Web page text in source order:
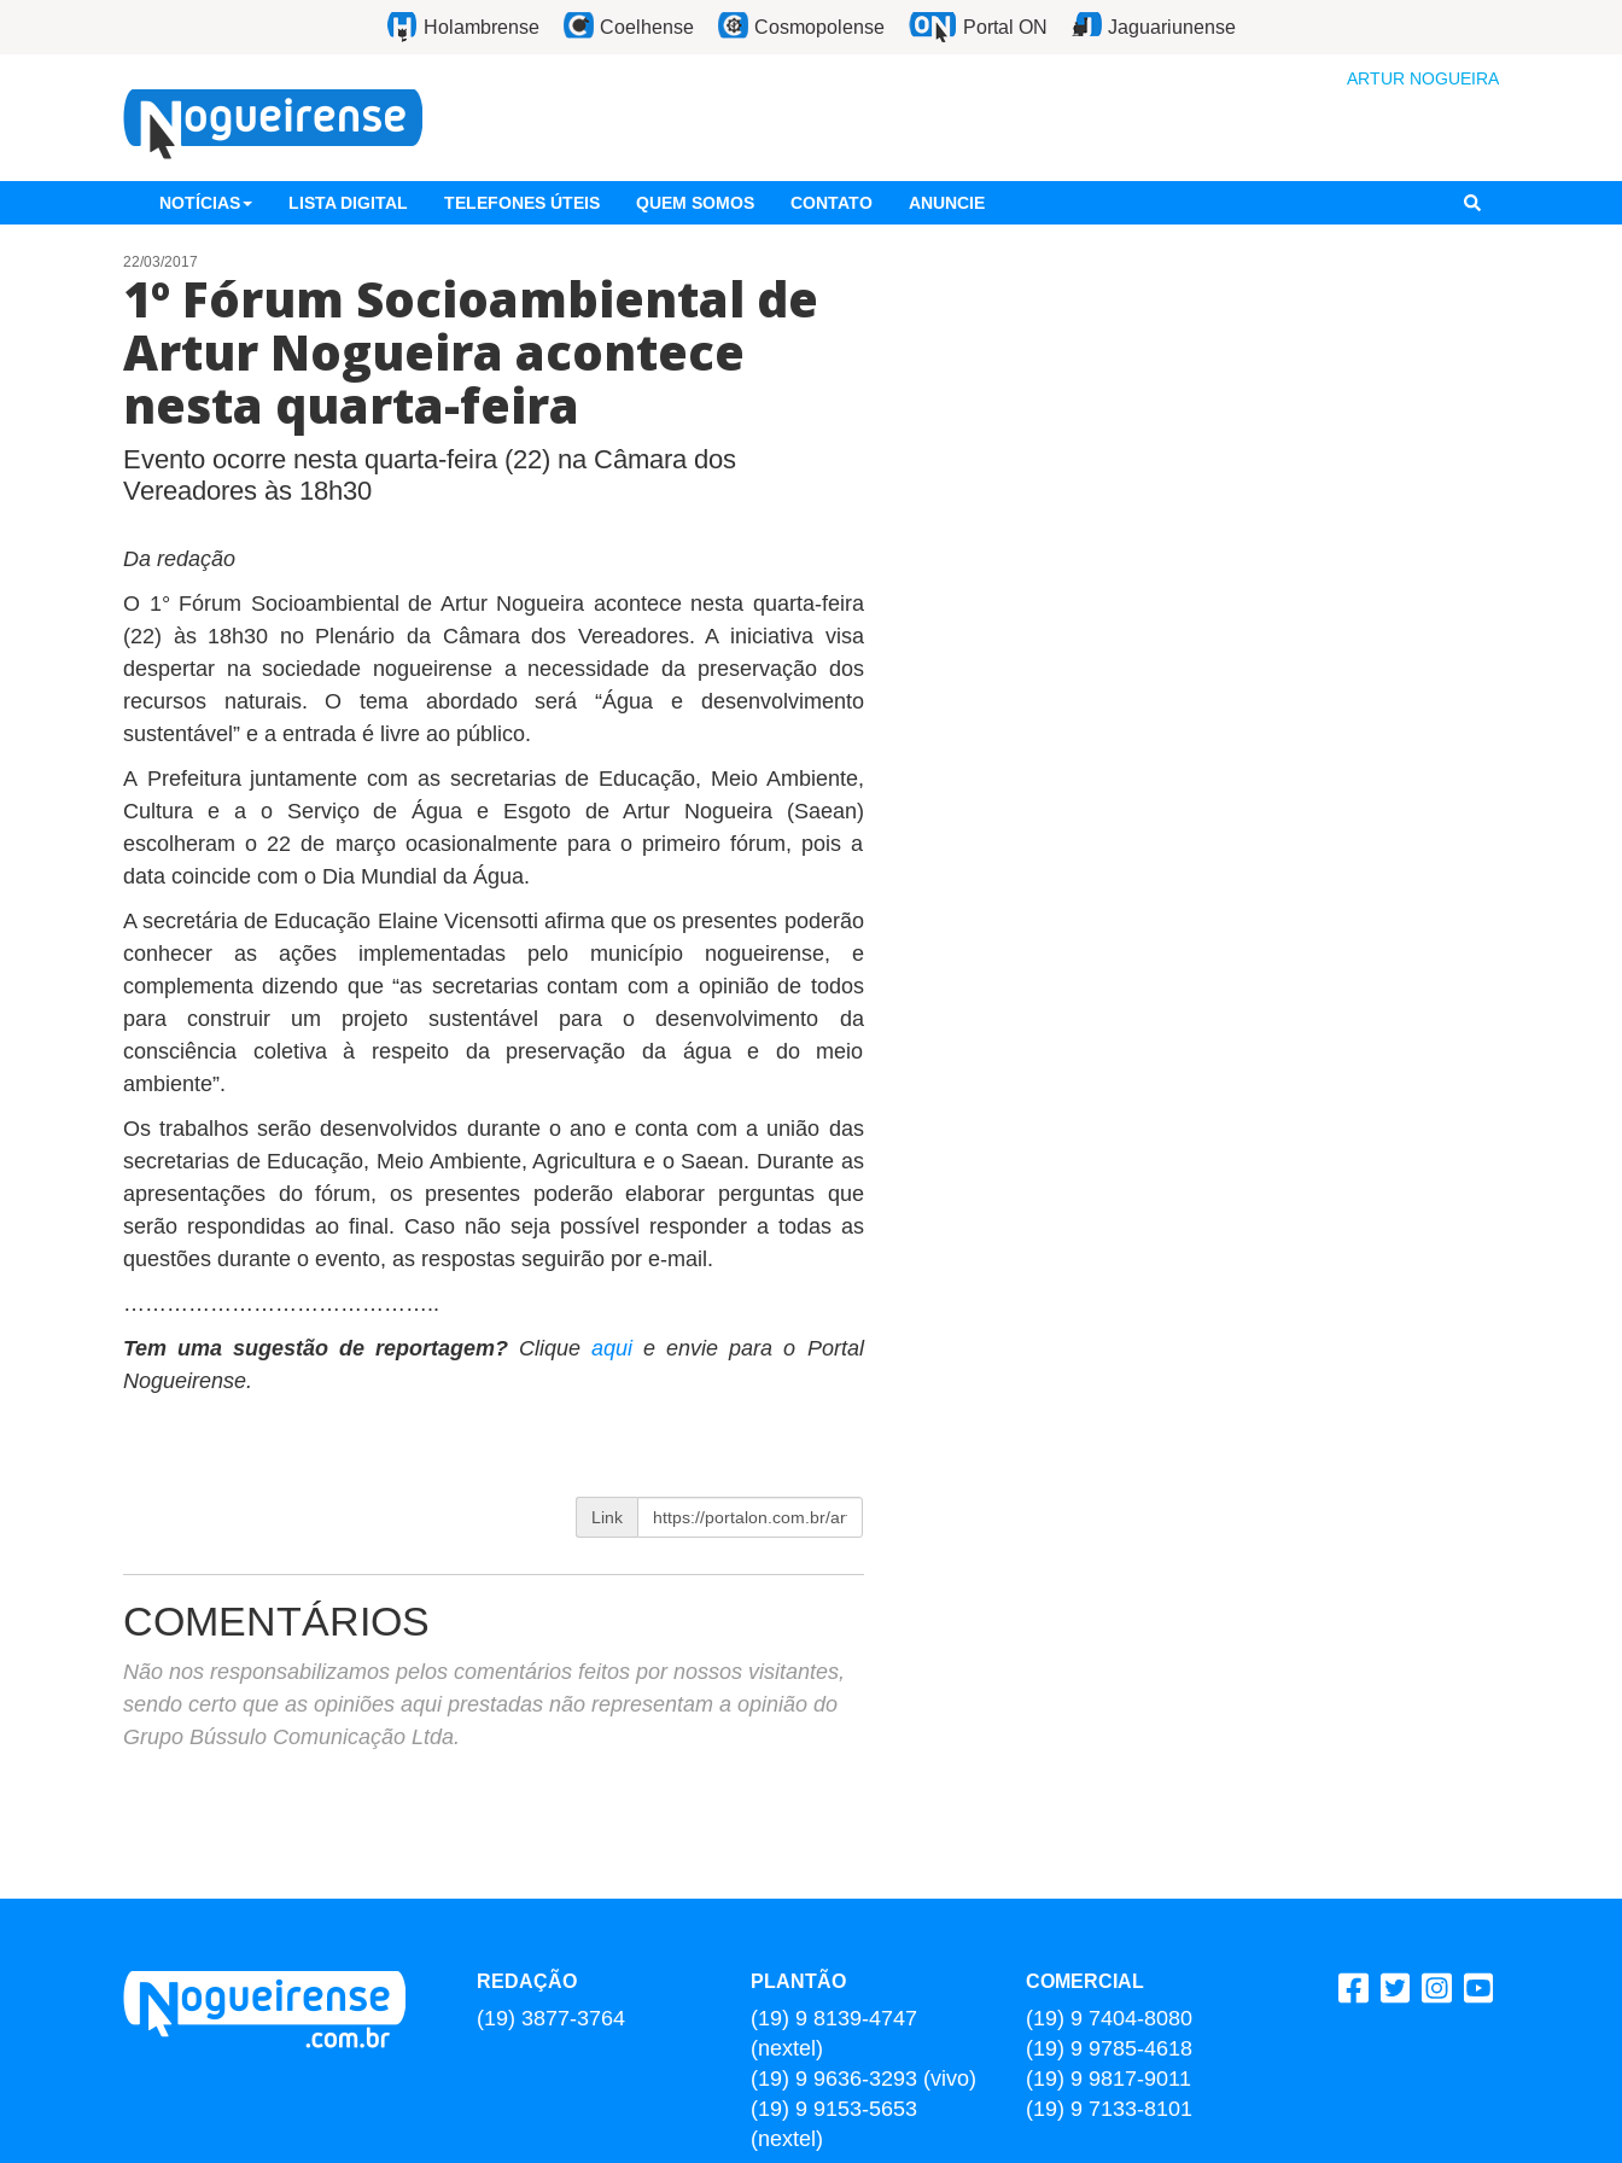
Holambrense Coelhense Cosmopolense Portal ON Jaguariunense
ARTUR NOGUEIRA
NOTÍCIAS LISTA DIGITAL TELEFONES ÚTEIS QUEM SOMOS CONTATO ANUNCIE
22/03/2017
1º Fórum Socioambiental de
Artur Nogueira acontece
nesta quarta-feira
Evento ocorre nesta quarta-feira (22) na Câmara dos
Vereadores às 18h30
Da redação
O 1° Fórum Socioambiental de Artur Nogueira acontece nesta quarta-feira
(22) às 18h30 no Plenário da Câmara dos Vereadores. A iniciativa visa
despertar na sociedade nogueirense a necessidade da preservação dos
recursos naturais. O tema abordado será “Água e desenvolvimento
sustentável” e a entrada é livre ao público.
A Prefeitura juntamente com as secretarias de Educação, Meio Ambiente,
Cultura e a o Serviço de Água e Esgoto de Artur Nogueira (Saean)
escolheram o 22 de março ocasionalmente para o primeiro fórum, pois a
data coincide com o Dia Mundial da Água.
A secretária de Educação Elaine Vicensotti afirma que os presentes poderão
conhecer as ações implementadas pelo município nogueirense, e
complementa dizendo que “as secretarias contam com a opinião de todos
para construir um projeto sustentável para o desenvolvimento da
consciência coletiva à respeito da preservação da água e do meio
ambiente”.
Os trabalhos serão desenvolvidos durante o ano e conta com a união das
secretarias de Educação, Meio Ambiente, Agricultura e o Saean. Durante as
apresentações do fórum, os presentes poderão elaborar perguntas que
serão respondidas ao final. Caso não seja possível responder a todas as
questões durante o evento, as respostas seguirão por e-mail.
……………………………………..
Tem uma sugestão de reportagem? Cliqueaquie envie para o Portal
Nogueirense.
Link
COMENTÁRIOS
Não nos responsabilizamos pelos comentários feitos por nossos visitantes,
sendo certo que as opiniões aqui prestadas não representam a opinião do
Grupo Bússulo Comunicação Ltda.
REDAÇÃO
(19) 3877-3764
PLANTÃO
(19) 9 8139-4747
(nextel)
(19) 9 9636-3293 (vivo)
(19) 9 9153-5653
(nextel)
COMERCIAL
(19) 9 7404-8080
(19) 9 9785-4618
(19) 9 9817-9011
(19) 9 7133-8101